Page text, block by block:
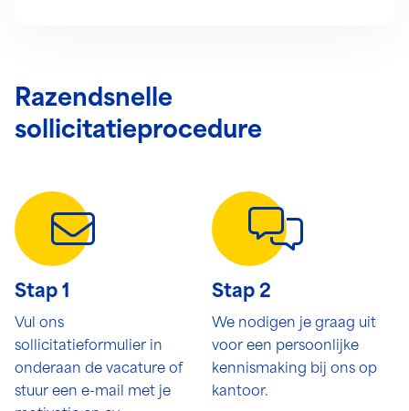
Razendsnelle
sollicitatieprocedure
Stap 1
Vul ons
sollicitatieformulier in
onderaan de vacature of
stuur een e-mail met je
Stap 2
We nodigen je graag uit
voor een persoonlijke
kennismaking bij ons op
kantoor.